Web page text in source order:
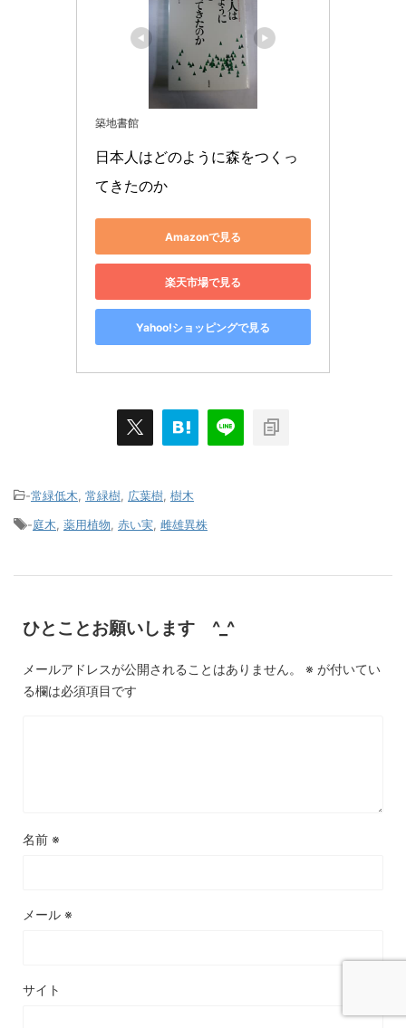
築地書館
日本人はどのように森をつくっ
てきたのか
Amazonで見る
楽天市場で見る
Yahoo!ショッピングで見る
-常緑低木, 常緑樹, 広葉樹, 樹木
-庭木, 薬用植物, 赤い実, 雌雄異株
ひとことお願いします ^_^
メールアドレスが公開されることはありません。 ※ が付いてい
る欄は必須項目です
名前 ※
メール ※
サイト